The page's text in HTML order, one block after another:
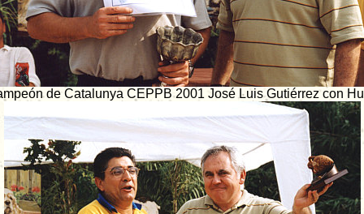
de Catalunya CEPPB 2001 José Luis Gutiérrez con